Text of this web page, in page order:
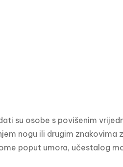
su osobe s povišenim
nogu ili drugim znakovima
poput umora, učestalog